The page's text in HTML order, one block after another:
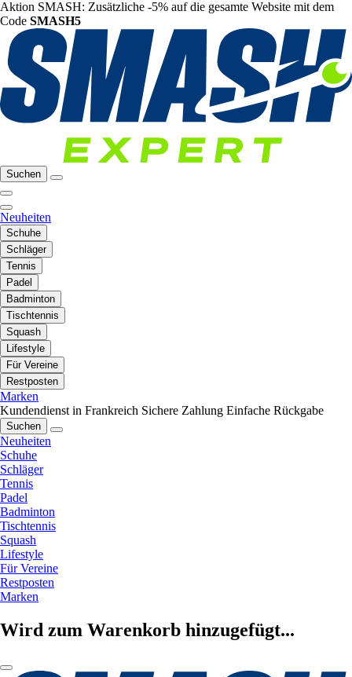
Aktion SMASH: Zusätzliche -5% auf die gesamte Website mit dem
Code SMASH5
Suchen
Neuheiten
Schuhe
Schläger
Tennis
Padel
Badminton
Tischtennis
Squash
Lifestyle
Für Vereine
Restposten
Marken
Kundendienst in Frankreich Sichere Zahlung Einfache Rückgabe
Suchen
Neuheiten
Schuhe
Schläger
Tennis
Padel
Badminton
Tischtennis
Squash
Lifestyle
Für Vereine
Restposten
Marken
Wird zum Warenkorb hinzugefügt...